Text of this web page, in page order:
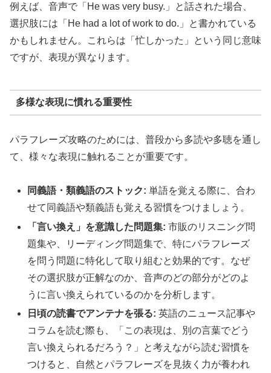
例えば、音声で「He was very busy.」と話された場合、
選択肢には「He had a lot of work to do.」と書かれている
かもしれません。これらは「忙しかった」という同じ意味
ですが、表現が異なります。
多様な表現に慣れる重要性
パラフレーズ攻略のためには、普段から多読や多聴を通し
て、様々な表現に触れることが重要です。
同義語・類義語のストック: 単語を覚える際に、合わ
せて同義語や類義語も覚える習慣をつけましょう。
「言い換え」を意識した問題集: 市販のリスニング問
題集や、リーディング問題集で、特にパラフレーズ
を問う問題に特化して取り組むと効果的です。なぜ
その選択肢が正解なのか、音声のどの部分がどのよ
うに言い換えられているのかを分析します。
日頃の読書でアンテナを張る: 英語のニュース記事や
コラムを読む際も、「この表現は、別の言葉でどう
言い換えられるだろう？」と考えながら読む習慣を
つけると、自然とパラフレーズを見抜く力が養われ